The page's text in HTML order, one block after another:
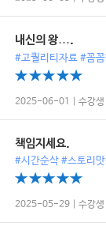
내신의 왕….
#고퀄리티자료 #꼼
2025-06-01 | 수강생
책임지세요.
#시간순삭 #스토리
2025-05-29 | 수강생